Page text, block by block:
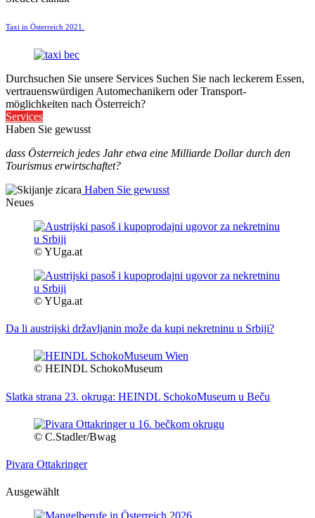
Taxi in Österreich 2021.
Durchsuchen Sie unsere Services Suchen Sie nach leckerem Essen,
vertrauenswürdigen Automechanikern oder Transport-
möglichkeiten nach Österreich?
Services
Haben Sie gewusst
dass Österreich jedes Jahr etwa eine Milliarde Dollar durch den
Tourismus erwirtschaftet?
Haben Sie gewusst
Neues
© YUga.at
© YUga.at
Da li austrijski državljanin može da kupi nekretninu u Srbiji?
© HEINDL SchokoMuseum
Slatka strana 23. okruga: HEINDL SchokoMuseum u Beču
© C.Stadler/Bwag
Pivara Ottakringer
Ausgewählt